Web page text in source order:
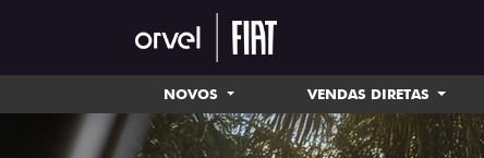
NOVOS VENDAS DIRETAS